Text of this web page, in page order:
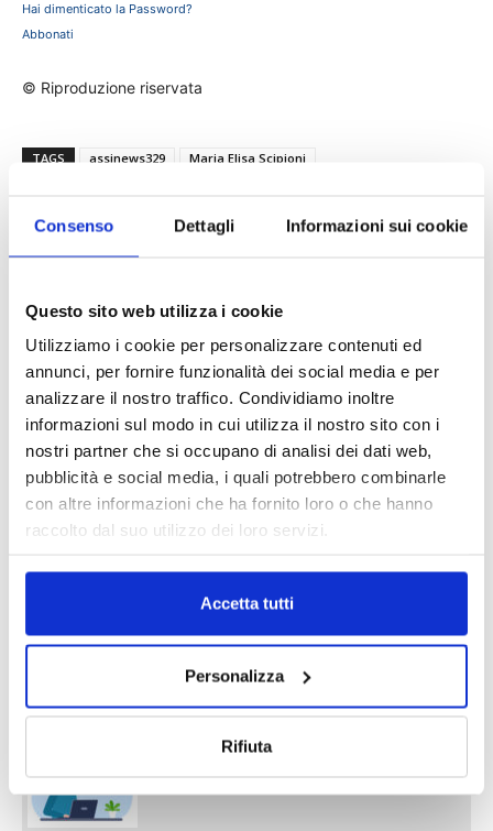
Consenso Dettagli Informazioni sui cookie
Questo sito web utilizza i cookie
Utilizziamo i cookie per personalizzare contenuti ed
annunci, per fornire funzionalità dei social media e per
analizzare il nostro traffico. Condividiamo inoltre
informazioni sul modo in cui utilizza il nostro sito con i
nostri partner che si occupano di analisi dei dati web,
pubblicità e social media, i quali potrebbero combinarle
con altre informazioni che ha fornito loro o che hanno
raccolto dal suo utilizzo dei loro servizi.
Accetta tutti
Personalizza
Rifiuta
Hai dimenticato la Password?
Abbonati
© Riproduzione riservata
TAGS assinews329
Maria Elisa Scipioni
IL MENSILE ASSINEWS LUGLIO-
AGOSTO 2026